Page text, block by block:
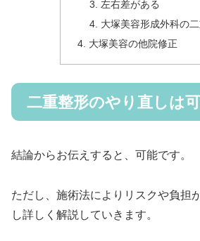
左右差がある
大塚美容形成外科の
大塚美容の他院修正
二重整形のやり直しは
結論からお伝えすると、可能です。
ただし、施術法によりリスクや負担
し詳しく解説していきます。